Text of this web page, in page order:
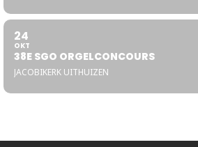
24
OKT
38E SGO ORGELCONCOURS
JACOBIKERK UITHUIZEN